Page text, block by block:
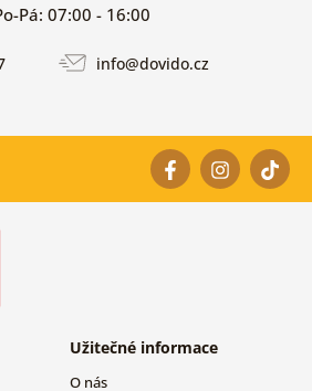
Pá: 07:00 - 16:00
info@dovido.cz
Užitečné informace
O nás